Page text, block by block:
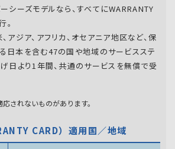
シーズモデルなら、すべてにWARRANTY
。
アジア、アフリカ、オセアニア地区など、保
日本を含む47の国や地域のサービスステ
日より1年間、共通のサービスを無償で受
されないものがあります。
CARD）適用国／地域